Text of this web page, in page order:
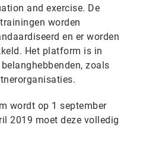
and exercise. De
worden
en er worden
Het platform is in
zoals
wordt op 1 september
2019 moet deze volledig